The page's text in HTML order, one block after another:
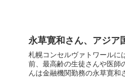
永草寛和さん、アジア
札幌コンセルヴァトワールに
前、最高齢の生徒さんや医師
んは金融機関勤務の永草寛和